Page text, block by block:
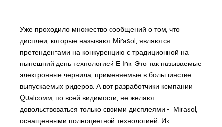
Уже проходило множество сообщений о том, что
дисплеи, которые называют Міrаsоl, являются
претендентами на конкуренцию с традиционной на
нынешний день технологией Е Іnк. Это так называемые
электронные чернила, применяемые в большинстве
выпускаемых ридеров. А вот разработчики компании
Quаlсомм, по всей видимости, не желают
довольствоваться только своими дисплеями - Міrаsоl,
оснащенными полноцветной технологией. Их